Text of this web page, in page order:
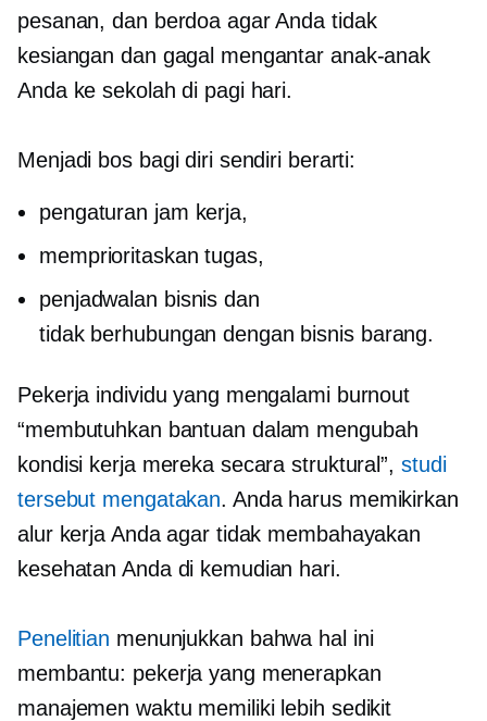
pesanan, dan berdoa agar Anda tidak
kesiangan dan gagal mengantar anak-anak
Anda ke sekolah di pagi hari.
Menjadi bos bagi diri sendiri berarti:
pengaturan jam kerja,
memprioritaskan tugas,
penjadwalan bisnis dan
tidak berhubungan dengan bisnisbarang.
Pekerja individu yang mengalami burnout
“membutuhkan bantuan dalam mengubah
kondisi kerja mereka secara struktural”, studi
tersebut mengatakan. Anda harus memikirkan
alur kerja Anda agar tidak membahayakan
kesehatan Anda di kemudian hari.
Penelitian menunjukkan bahwa hal ini
membantu: pekerja yang menerapkan
manajemen waktu memiliki lebih sedikit